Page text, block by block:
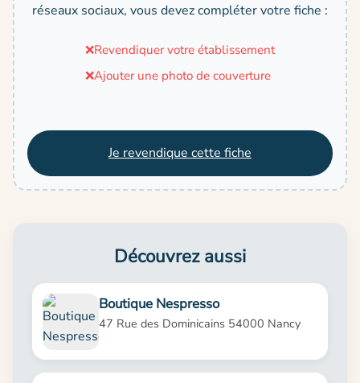
réseaux sociaux, vous devez compléter votre fiche :
❌Revendiquer votre établissement
❌Ajouter une photo de couverture
Je revendique cette fiche
Découvrez aussi
Boutique Nespresso
47 Rue des Dominicains 54000 Nancy